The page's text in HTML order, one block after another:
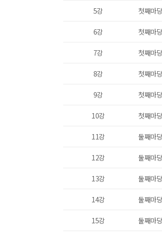
5강 첫째마
6강 첫째마
7강 첫째마
8강 첫째마
9강 첫째마
10강 첫째마
11강 둘째마
12강 둘째마
13강 둘째마
14강 둘째마
15강 둘째마